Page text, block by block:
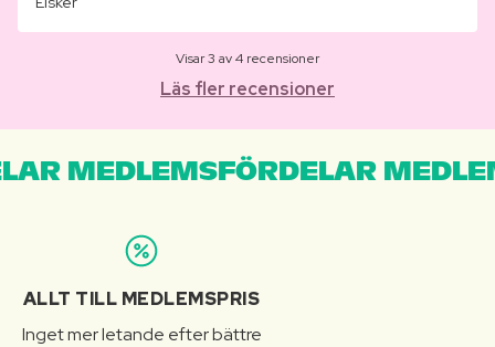
Visar 3 av 4 recensioner
Läs fler recensioner
MEDLEMSFÖRDELAR
ALLT TILL MEDLEMSPRIS
Inget mer letande efter bättre